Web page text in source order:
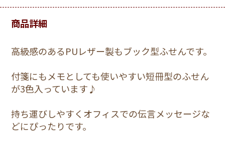
商品詳細
高級感のあるPUレザー製もブック型ふせんです。
付箋にもメモとしても使いやすい短冊型のふせん
が3色入っています♪
持ち運びしやすくオフィスでの伝言メッセージな
どにぴったりです。